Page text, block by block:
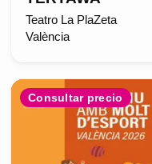
Teatro La PlaZeta
València
Consultar precio